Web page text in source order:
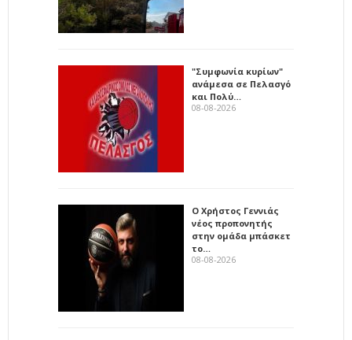
"Συμφωνία κυρίων"
ανάμεσα σε Πελασγό
και Πολύ…
08-08-2026
Ο Χρήστος Γεννιάς
νέος προπονητής
στην ομάδα μπάσκετ
το…
08-08-2026